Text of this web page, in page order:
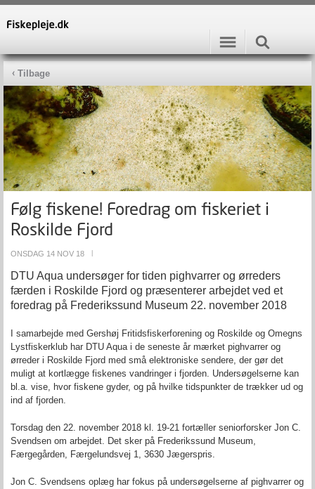
Tilbage
Følg fiskene! Foredrag om fiskeriet i
Roskilde Fjord
ONSDAG 14 NOV 18
DTU Aqua undersøger for tiden pighvarrer og ørreders
færden i Roskilde Fjord og præsenterer arbejdet ved et
foredrag på Frederikssund Museum 22. november 2018
I samarbejde med Gershøj Fritidsfiskerforening og Roskilde og Omegns
Lystfiskerklub har DTU Aqua i de seneste år mærket pighvarrer og
ørreder i Roskilde Fjord med små elektroniske sendere, der gør det
muligt at kortlægge fiskenes vandringer i fjorden. Undersøgelserne kan
bl.a. vise, hvor fiskene gyder, og på hvilke tidspunkter de trækker ud og
ind af fjorden.
Torsdag den 22. november 2018 kl. 19-21 fortæller seniorforsker Jon C.
Svendsen om arbejdet. Det sker på Frederikssund Museum,
Færgegården, Færgelundsvej 1, 3630 Jægerspris.
Jon C. Svendsens oplæg har fokus på undersøgelserne af pighvarrer og